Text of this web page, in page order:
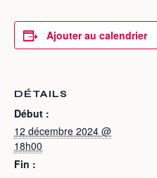
Ajouter au calendrier
DÉTAILS
Début :
12 décembre 2024 @
18h00
Fin :